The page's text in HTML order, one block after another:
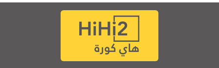
8:00 م
مباراة ودية